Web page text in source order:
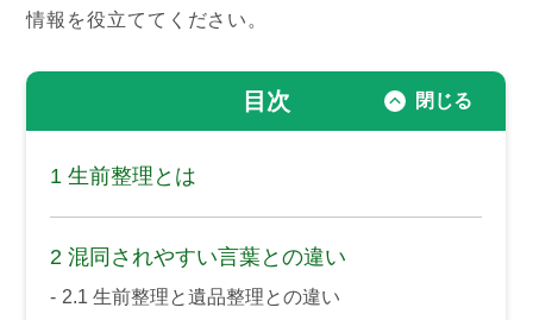
情報を役立ててください。
目次
1 生前整理とは
2 混同されやすい言葉との違い
2.1 生前整理と遺品整理との違い